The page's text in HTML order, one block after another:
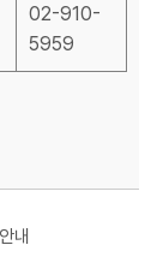
02-910-
5959
내